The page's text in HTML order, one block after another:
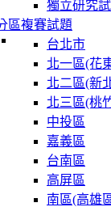
獨立研究
區複賽試題
台北市
北一區(花
北二區(新
北三區(桃
中投區
嘉義區
台南區
高屏區
南區(高雄